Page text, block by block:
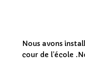
Nous avons
cour de l’école